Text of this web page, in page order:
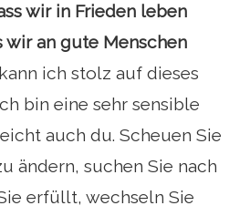
wir in Frieden leben
an gute Menschen
ich stolz auf dieses
bin eine sehr sensible
auch du. Scheuen Sie
ändern, suchen Sie nach
erfüllt, wechseln Sie